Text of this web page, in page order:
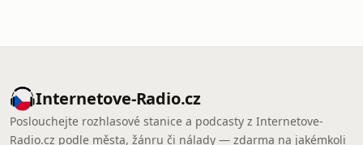
Internetove-Radio.cz
Poslouchejte rozhlasové stanice a podcasty z Internetove-
Radio.cz podle města, žánru či nálady — zdarma na jakémkoli